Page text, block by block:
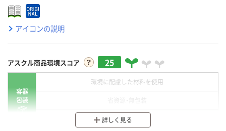
アイコンの説明
アスクル商品環境スコア 25
容器
包装
環境に配慮した材料を使用
分別・リサイクルしやすい設計
詳しく見る